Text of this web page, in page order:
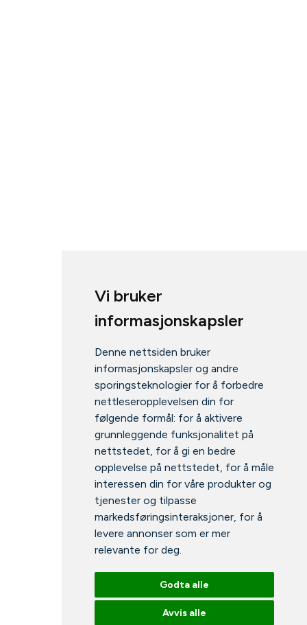
Vi bruker
informasjonskapsler
Denne nettsiden bruker
informasjonskapsler og andre
sporingsteknologier for å forbedre
nettleseropplevelsen din for
følgende formål: for å aktivere
grunnleggende funksjonalitet på
nettstedet, for å gi en bedre
opplevelse på nettstedet, for å måle
interessen din for våre produkter og
tjenester og tilpasse
markedsføringsinteraksjoner, for å
levere annonser som er mer
relevante for deg.
Godta alle
Avvis alle